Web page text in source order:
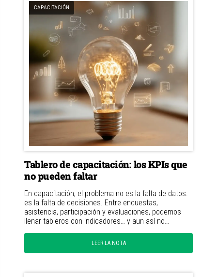
CAPACITACIÓN
Tablero de capacitación: los KPIs que
no pueden faltar
En capacitación, el problema no es la falta de datos:
es la falta de decisiones. Entre encuestas,
asistencia, participación y evaluaciones, podemos
llenar tableros con indicadores… y aun así no…
LEER LA NOTA